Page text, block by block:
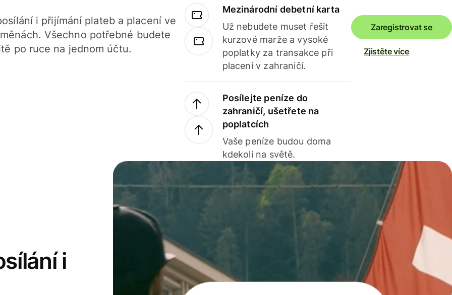
i přijímání plateb a placení ve
Všechno potřebné budete
po ruce na jednom účtu.
Mezinárodní debetní karta
Už nebudete muset řešit
kurzové marže a vysoké
poplatky za transakce při
placení v zahraničí.
Posílejte peníze do
zahraničí, ušetřete na
poplatcích
Vaše peníze budou doma
kdekoli na světě.
Zaregistrovat se
Zjistěte více
i